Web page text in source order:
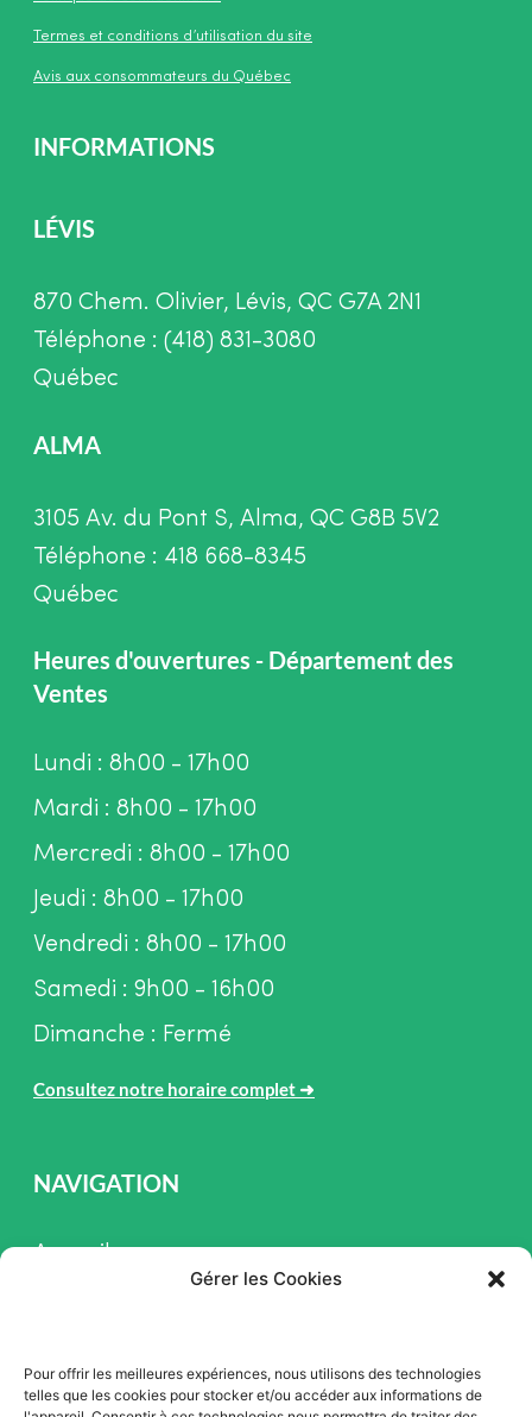
Gérer les Cookies
Pour offrir les meilleures expériences, nous utilisons des technologies
telles que les cookies pour stocker et/ou accéder aux informations de
Termes et conditions d’utilisation du site
Avis aux consommateurs du Québec
INFORMATIONS
LÉVIS
870 Chem. Olivier, Lévis, QC G7A 2N1
Téléphone : (418) 831-3080
Québec
ALMA
3105 Av. du Pont S, Alma, QC G8B 5V2
Téléphone : 418 668-8345
Québec
Heures d'ouvertures - Département des
Ventes
Lundi : 8h00 - 17h00
Mardi : 8h00 - 17h00
Mercredi : 8h00 - 17h00
Jeudi : 8h00 - 17h00
Vendredi : 8h00 - 17h00
Samedi : 9h00 - 16h00
Dimanche : Fermé
Consultez notre horaire complet ➜
NAVIGATION
Accueil
Promotion